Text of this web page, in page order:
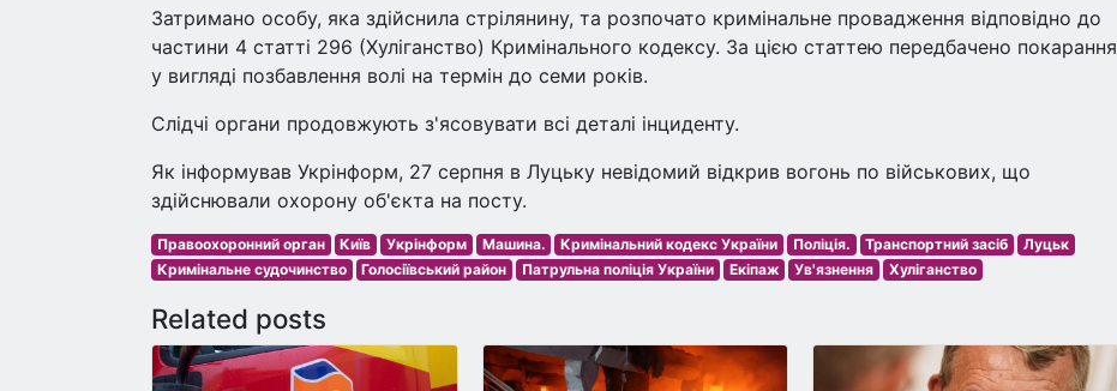
Затримано особу, яка здійснила стрілянину, та розпочато кримінальне провадження відповідно до
частини 4 статті 296 (Хуліганство) Кримінального кодексу. За цією статтею передбачено покарання
у вигляді позбавлення волі на термін до семи років.
Слідчі органи продовжують з'ясовувати всі деталі інциденту.
Як інформував Укрінформ, 27 серпня в Луцьку невідомий відкрив вогонь по військових, що
здійснювали охорону об'єкта на посту.
Правоохоронний орган Київ Укрінформ Машина. Кримінальний кодекс України Поліція. Транспортний засіб
Луцьк
Кримінальне судочинство
Голосіївський район Патрульна поліція України Екіпаж Ув'язнення Хуліганство
Related posts